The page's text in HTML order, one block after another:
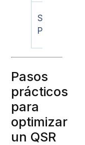
Sistema
POS
Pasos
prácticos
para
optimizar
un QSR